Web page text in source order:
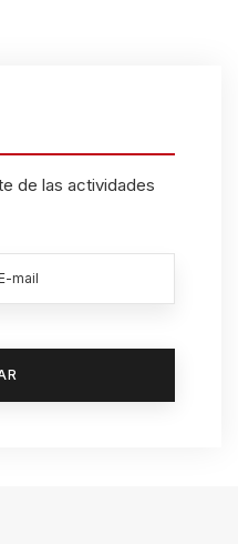
de las actividades